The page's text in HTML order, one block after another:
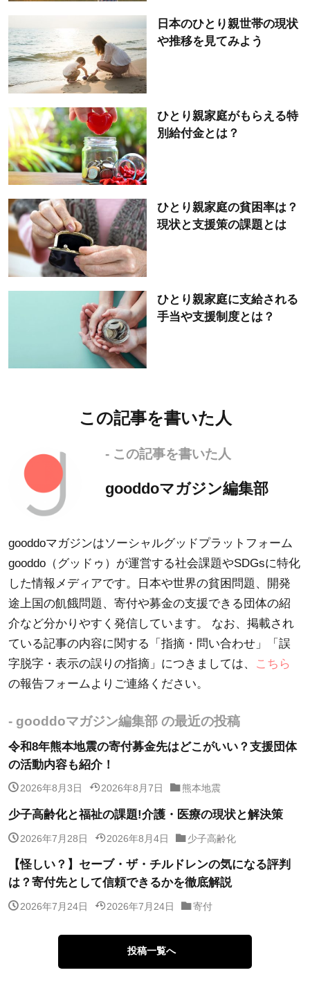
日本のひとり親世帯の現状
や推移を見てみよう
ひとり親家庭がもらえる特
別給付金とは？
ひとり親家庭の貧困率は？
現状と支援策の課題とは
ひとり親家庭に支給される
手当や支援制度とは？
この記事を書いた人
- この記事を書いた人
gooddoマガジン編集部
gooddoマガジンはソーシャルグッドプラットフォーム
gooddo（グッドゥ）が運営する社会課題やSDGsに特化
した情報メディアです。日本や世界の貧困問題、開発
途上国の飢餓問題、寄付や募金の支援できる団体の紹
介など分かりやすく発信しています。 なお、掲載され
ている記事の内容に関する「指摘・問い合わせ」「誤
字脱字・表示の誤りの指摘」につきましては、
こちら
の報告フォームよりご連絡ください。
- gooddoマガジン編集部 の最近の投稿
令和8年熊本地震の寄付募金先はどこがいい？支援団体
の活動内容も紹介！
2026年8月3日 2026年8月7日 熊本地震
少子高齢化と福祉の課題!介護・医療の現状と解決策
2026年7月28日 2026年8月4日 少子高齢化
【怪しい？】セーブ・ザ・チルドレンの気になる評判
は？寄付先として信頼できるかを徹底解説
2026年7月24日 2026年7月24日 寄付
投稿一覧へ